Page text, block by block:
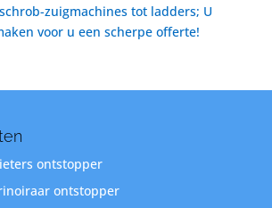
zuigmachines tot ladders; U
voor u een scherpe offerte!
ontstopper
ontstopper